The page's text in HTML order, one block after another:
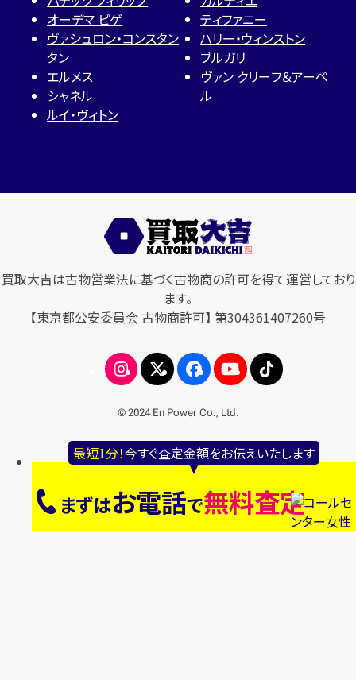
最短1分！今すぐ査定金額をお伝えいたします
まずはお電話で無料査定
オーデマ ピゲ
ヴァシュロン・コンスタン
タン
エルメス
シャネル
ルイ・ヴィトン
ティファニー
ハリー・ウィンストン
ブルガリ
ヴァン クリーフ＆アーペ
ル
買取大吉は古物営業法に基づく古物商の許可を得て運営しており
ます。
【東京都公安委員会 古物商許可】 第304361407260号
© 2024 En Power Co., Ltd.